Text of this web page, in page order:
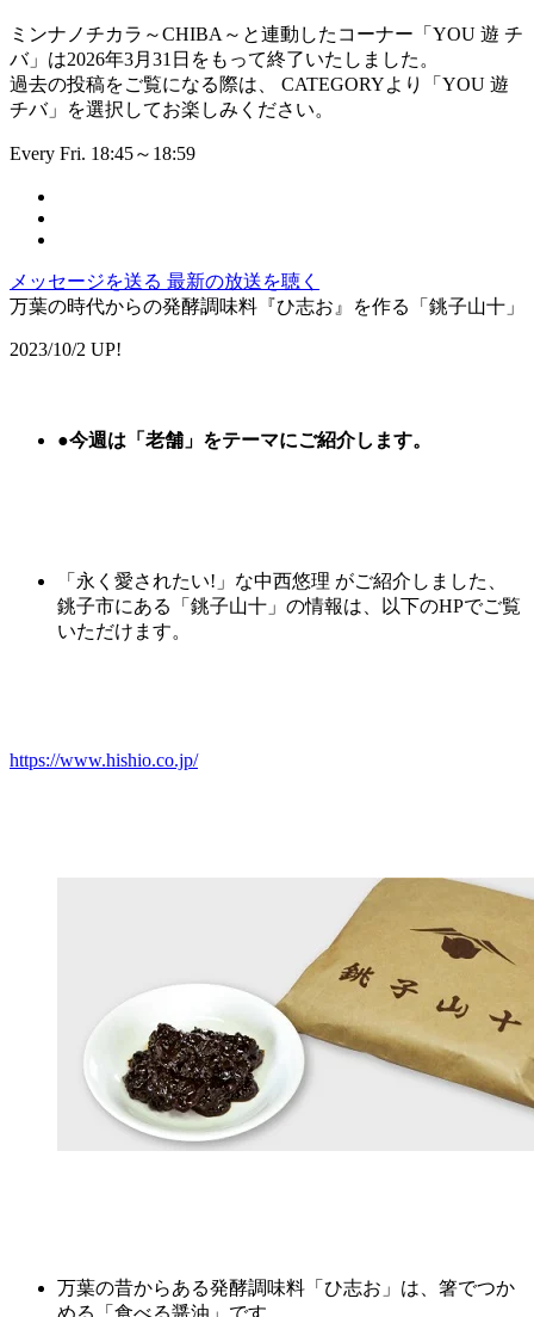
ミンナノチカラ～CHIBA～と連動したコーナー「YOU 遊 チ
バ」は2026年3月31日をもって終了いたしました。
過去の投稿をご覧になる際は、 CATEGORYより「YOU 遊
チバ」を選択してお楽しみください。
Every Fri. 18:45～18:59
メッセージを送る 最新の放送を聴く
万葉の時代からの発酵調味料『ひ志お』を作る「銚子山十」
2023/10/2 UP!
●今週は「 老舗 」をテーマにご紹介します。
「永く愛されたい!」な中西悠理 がご紹介しました、
銚子市にある「 銚子山十 」の情報は、以下のHPでご覧
いただけます。
https://www.hishio.co.jp/
万葉の昔からある発酵調味料「ひ志お」は、箸でつか